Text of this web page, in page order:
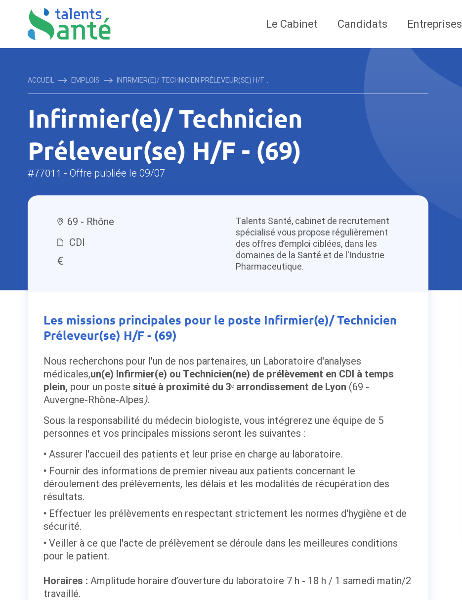
Le Cabinet Candidats Entreprises
ACCUEIL EMPLOIS INFIRMIER(E)/ TECHNICIEN PRÉLEVEUR(SE) H/F ...
Infirmier(e)/ Technicien
Préleveur(se) H/F - (69)
#77011 - Offre publiée le 09/07
69 - Rhône
CDI
Talents Santé, cabinet de recrutement
spécialisé vous propose régulièrement
des offres d’emploi ciblées, dans les
domaines de la Santé et de l'Industrie
Pharmaceutique.
Les missions principales pour le poste Infirmier(e)/ Technicien
Préleveur(se) H/F - (69)
Nous recherchons pour l'un de nos partenaires, un Laboratoire d'analyses
médicales,un(e) Infirmier(e) ou Technicien(ne) de prélèvement en CDI à temps
plein, pour un poste situé à proximité du 3ᵉ arrondissement de Lyon (69 -
Auvergne-Rhône-Alpes).
Sous la responsabilité du médecin biologiste, vous intégrerez une équipe de 5
personnes et vos principales missions seront les suivantes :
Assurer l'accueil des patients et leur prise en charge au laboratoire.
Fournir des informations de premier niveau aux patients concernant le
déroulement des prélèvements, les délais et les modalités de récupération des
résultats.
Effectuer les prélèvements en respectant strictement les normes d'hygiène et de
sécurité.
Veiller à ce que l'acte de prélèvement se déroule dans les meilleures conditions
pour le patient.
Horaires : Amplitude horaire d’ouverture du laboratoire 7 h - 18 h / 1 samedi matin/2
travaillé.